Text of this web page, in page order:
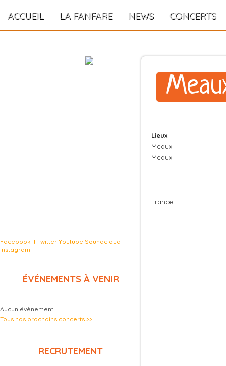
ACCUEIL LA FANFARE NEWS CONCERTS
Facebook-f Twitter Youtube Soundcloud
Instagram
ÉVÉNEMENTS À VENIR
Aucun évènement
Tous nos prochains concerts >>
RECRUTEMENT
Lieux
Meaux
Meaux
France